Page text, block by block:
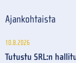
Ajankohtaista
10.8.2026
Tutustu SRL:n